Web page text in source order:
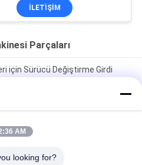
İLETIŞIM
Parçaları
için Sürücü Değiştirme Girdi
Dis Baskı Plakası
Uyar
Marş Motoru GAM878176 Deere
AM
looking for?